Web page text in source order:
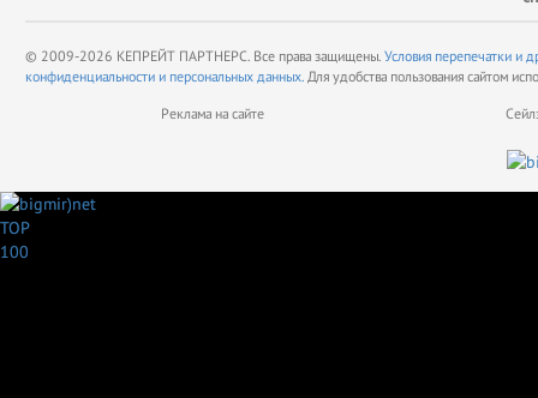
© 2009-2026 КЕПРЕЙТ ПАРТНЕРС. Все права защищены. Условия перепечатки и
конфиденциальности и персональных данных. Для удобства пользования сайтом
Реклама на сайте